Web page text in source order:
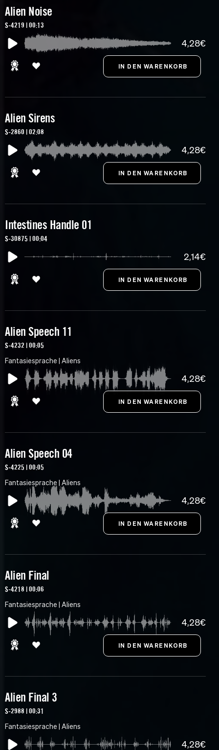
Alien Noise
S-4219 | 00:13
4,28€
Alien Sirens
S-2860 | 02:08
4,28€
Intestines Handle 01
S-30875 | 00:04
2,14€
Alien Speech 11
S-4232 | 00:05
Fantasiesprache | Aliens
4,28€
Alien Speech 04
S-4225 | 00:05
Fantasiesprache | Aliens
4,28€
Alien Final
S-4218 | 00:06
Fantasiesprache | Aliens
4,28€
Alien Final 3
S-2988 | 00:31
Fantasiesprache | Aliens
4,28€